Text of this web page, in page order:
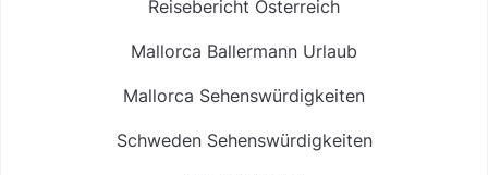
Reisebericht Österreich
Mallorca Ballermann Urlaub
Mallorca Sehenswürdigkeiten
Schweden Sehenswürdigkeiten